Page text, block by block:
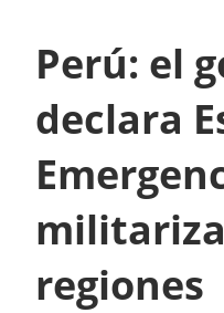
Perú: el
declara
regiones